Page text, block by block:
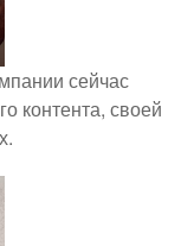
сейчас
контента, своей